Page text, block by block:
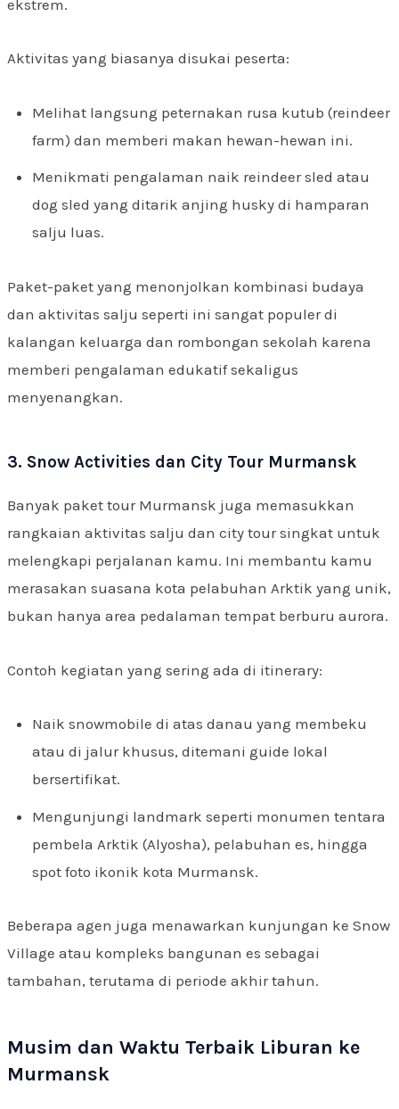
ekstrem.
Aktivitas yang biasanya disukai peserta:
Melihat langsung peternakan rusa kutub (reindeer
farm) dan memberi makan hewan-hewan ini.
Menikmati pengalaman naik reindeer sled atau
dog sled yang ditarik anjing husky di hamparan
salju luas.
Paket-paket yang menonjolkan kombinasi budaya
dan aktivitas salju seperti ini sangat populer di
kalangan keluarga dan rombongan sekolah karena
memberi pengalaman edukatif sekaligus
menyenangkan.
3. Snow Activities dan City Tour Murmansk
Banyak paket tour Murmansk juga memasukkan
rangkaian aktivitas salju dan city tour singkat untuk
melengkapi perjalanan kamu. Ini membantu kamu
merasakan suasana kota pelabuhan Arktik yang unik,
bukan hanya area pedalaman tempat berburu aurora.
Contoh kegiatan yang sering ada di itinerary:
Naik snowmobile di atas danau yang membeku
atau di jalur khusus, ditemani guide lokal
bersertifikat.
Mengunjungi landmark seperti monumen tentara
pembela Arktik (Alyosha), pelabuhan es, hingga
spot foto ikonik kota Murmansk.
Beberapa agen juga menawarkan kunjungan ke Snow
Village atau kompleks bangunan es sebagai
tambahan, terutama di periode akhir tahun.
Musim dan Waktu Terbaik Liburan ke
Murmansk